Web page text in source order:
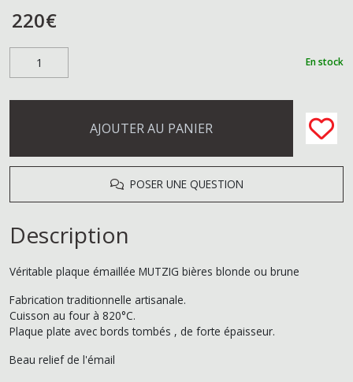
220€
En stock
AJOUTER AU PANIER
POSER UNE QUESTION
Description
Véritable plaque émaillée MUTZIG bières blonde ou brune
Fabrication traditionnelle artisanale.
Cuisson au four à 820°C.
Plaque plate avec bords tombés , de forte épaisseur.
Beau relief de l'émail